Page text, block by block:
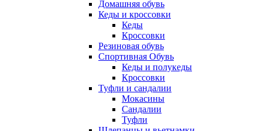
Домашняя обувь
Кеды и кроссовки
Кеды
Кроссовки
Резиновая обувь
Спортивная Обувь
Кеды и полукеды
Кроссовки
Туфли и сандалии
Мокасины
Сандалии
Туфли